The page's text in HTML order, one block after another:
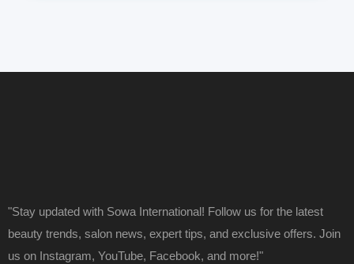
"Stay updated with Sowa International! Follow us for the latest
beauty trends, salon news, expert tips, and exclusive offers. Join
us on Instagram, YouTube, Facebook, and more!"